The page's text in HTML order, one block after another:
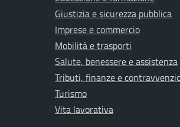
Giustizia e sicurezza pubblica
Imprese e commercio
Mobilità e trasporti
Salute, benessere e assistenza
Tributi, finanze e
Turismo
Vita lavorativa